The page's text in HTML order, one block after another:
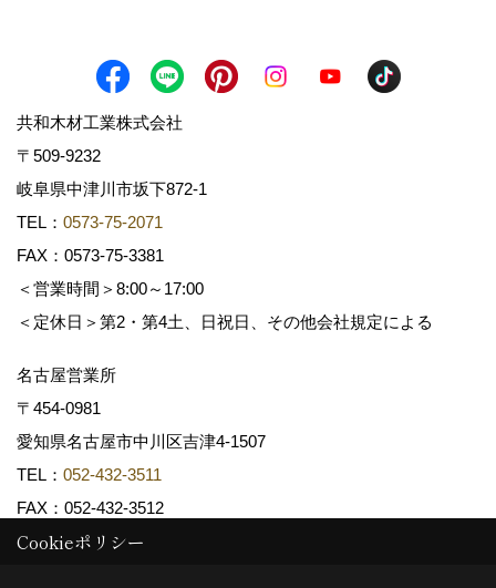
共和木材工業株式会社
〒509-9232
岐阜県中津川市坂下872‐1
TEL： 0573-75-2071
FAX：0573-75-3381
＜営業時間＞8:00～17:00
＜定休日＞第2・第4土、日祝日、その他会社規定による
名古屋営業所
〒454-0981
愛知県名古屋市中川区吉津4-1507
TEL： 052-432-3511
FAX：052-432-3512
Cookieポリシー